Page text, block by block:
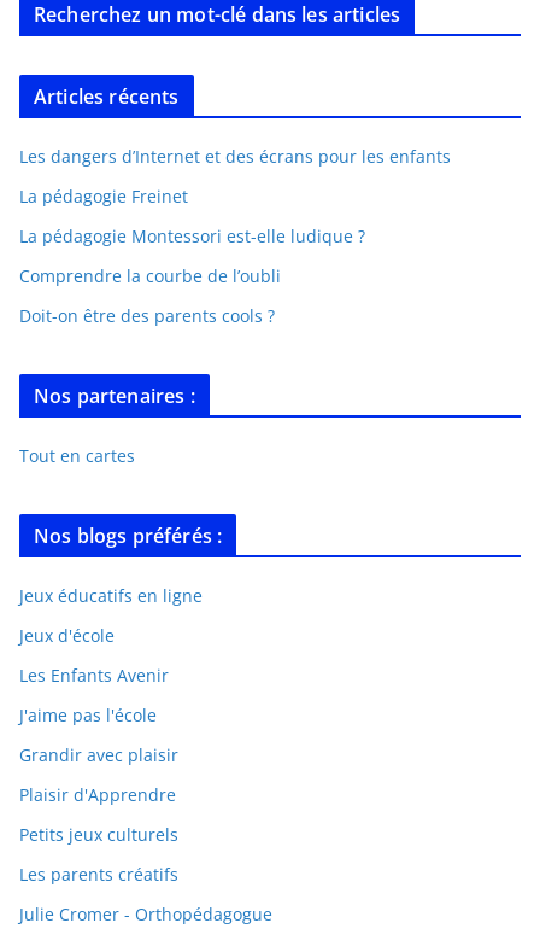
Recherchez un mot-clé dans les articles
Articles récents
Les dangers d’Internet et des écrans pour les enfants
La pédagogie Freinet
La pédagogie Montessori est-elle ludique ?
Comprendre la courbe de l’oubli
Doit-on être des parents cools ?
Nos partenaires :
Tout en cartes
Nos blogs préférés :
Jeux éducatifs en ligne
Jeux d'école
Les Enfants Avenir
J'aime pas l'école
Grandir avec plaisir
Plaisir d'Apprendre
Petits jeux culturels
Les parents créatifs
Julie Cromer - Orthopédagogue